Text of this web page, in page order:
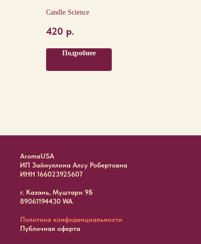
Candle Science
420 р.
Подробнее
AromaUSA
ИП Зайнуллина Алсу Робертовна
ИНН 166023925607
г. Казань, Муштари 9Б
89061194430 WA
Политика конфиденциальности
Публичная оферта